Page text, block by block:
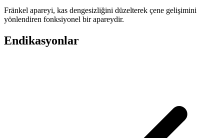
Fränkel apareyi, kas dengesizliğini düzelterek çene gelişimini
yönlendiren fonksiyonel bir apareydir.
Endikasyonlar